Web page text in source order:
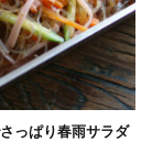
っぱり春雨サラダ